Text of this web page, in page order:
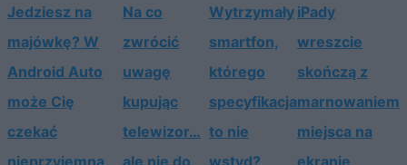
Jedziesz na
majówkę? W
Android Auto
może Cię
czekać
Na co
zwrócić
uwagę
kupując
telewizor…
Wytrzymały
smartfon,
którego
specyfikacja
to nie
iPady
wreszcie
skończą z
marnowaniem
miejsca na